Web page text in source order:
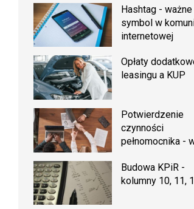
Hashtag - ważne
symbol w
internetowej
Opłaty
leasingu a KUP
Potwierdzenie
czynności
pełnomocnika -
Budowa KPiR -
kolumny 10, 11,